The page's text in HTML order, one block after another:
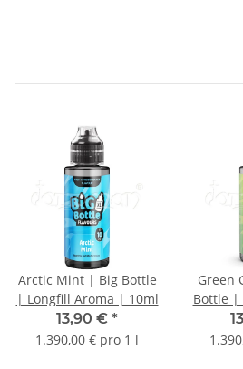
Arctic Mint | Big Bottle
| Longfill Aroma | 10ml
13,90 € *
1.390,00 € pro 1 l
Green
Bottle |